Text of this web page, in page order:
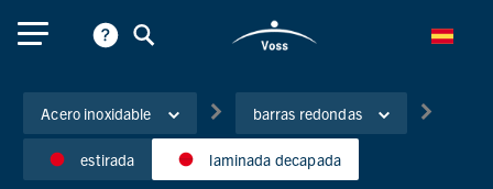
Acero inoxidable barras redondas
estirada laminada decapada